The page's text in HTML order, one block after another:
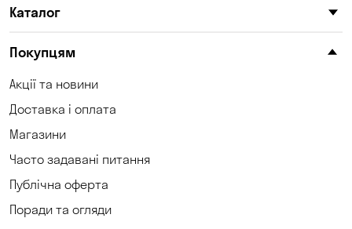
Каталог
Покупцям
Акції та новини
Доставка і оплата
Магазини
Часто задавані питання
Публічна оферта
Поради та огляди